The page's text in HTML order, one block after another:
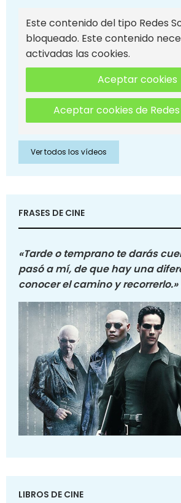
Este contenido del tipo Redes
bloqueado. Este contenido
activadas las cookies.
Aceptar cookies
Aceptar cookies de Redes
Ver todos los vídeos
FRASES DE CINE
«Tarde o temprano te darás
pasó a mí, de que hay una
conocer el camino y recorrerlo.»
LIBROS DE CINE